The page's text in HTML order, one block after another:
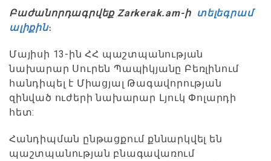
Բաժանորդագրվեք Zarkerak.am-ի տելեգրամ
ալիքին։
Մայիսի 13-ին ՀՀ պաշտպանության
նախարար Սուրեն Պապիկյանը Բեռլինում
հանդիպել է Միացյալ Թագավորության
զինված ուժերի նախարար Լյուկ Փոլարդի
հետ:
Հանդիպման ընթացքում քննարկվել են
պաշտպանության բնագավառում